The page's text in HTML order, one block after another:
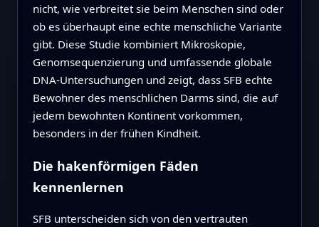
nicht, wie verbreitet sie beim Menschen sind oder
ob es überhaupt eine echte menschliche Variante
gibt. Diese Studie kombiniert Mikroskopie,
Genomsequenzierung und umfassende globale
DNA‑Untersuchungen und zeigt, dass SFB echte
Bewohner des menschlichen Darms sind, die auf
jedem bewohnten Kontinent vorkommen,
besonders in der frühen Kindheit.
Die hakenförmigen Fäden
kennenlernen
SFB unterscheiden sich von den vertrauten